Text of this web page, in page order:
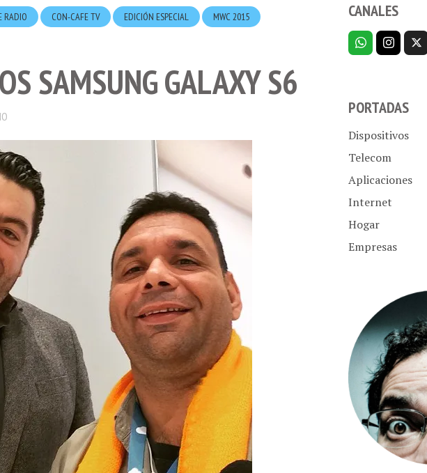
RADIO CON-CAFE TV EDICIÓN ESPECIAL MWC 2015
SAMSUNG GALAXY S6
CANALES
PORTADAS
Dispositivos
Telecom
Aplicaciones
Internet
Hogar
Empresas